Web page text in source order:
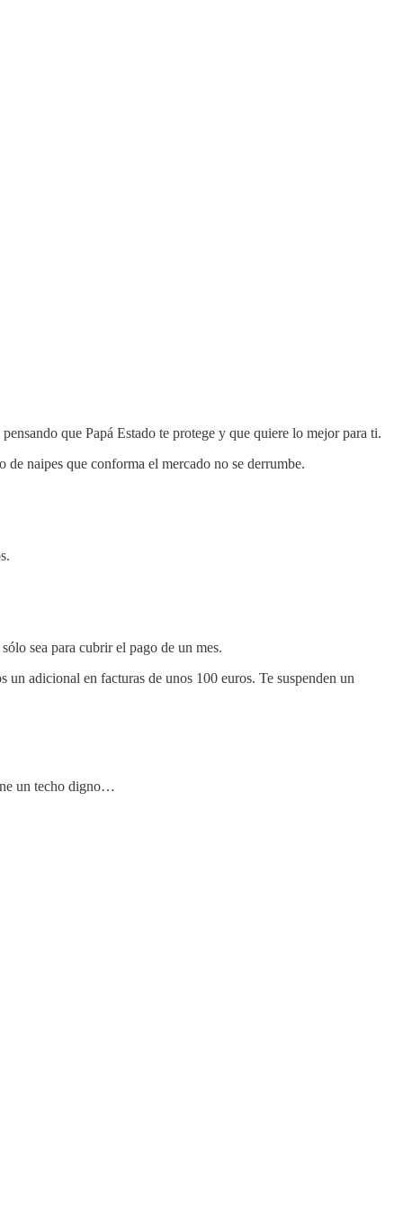
que Papá Estado te protege y que quiere lo mejor para ti.
naipes que conforma el mercado no se derrumbe.
sea para cubrir el pago de un mes.
adicional en facturas de unos 100 euros. Te suspenden un
un techo digno…